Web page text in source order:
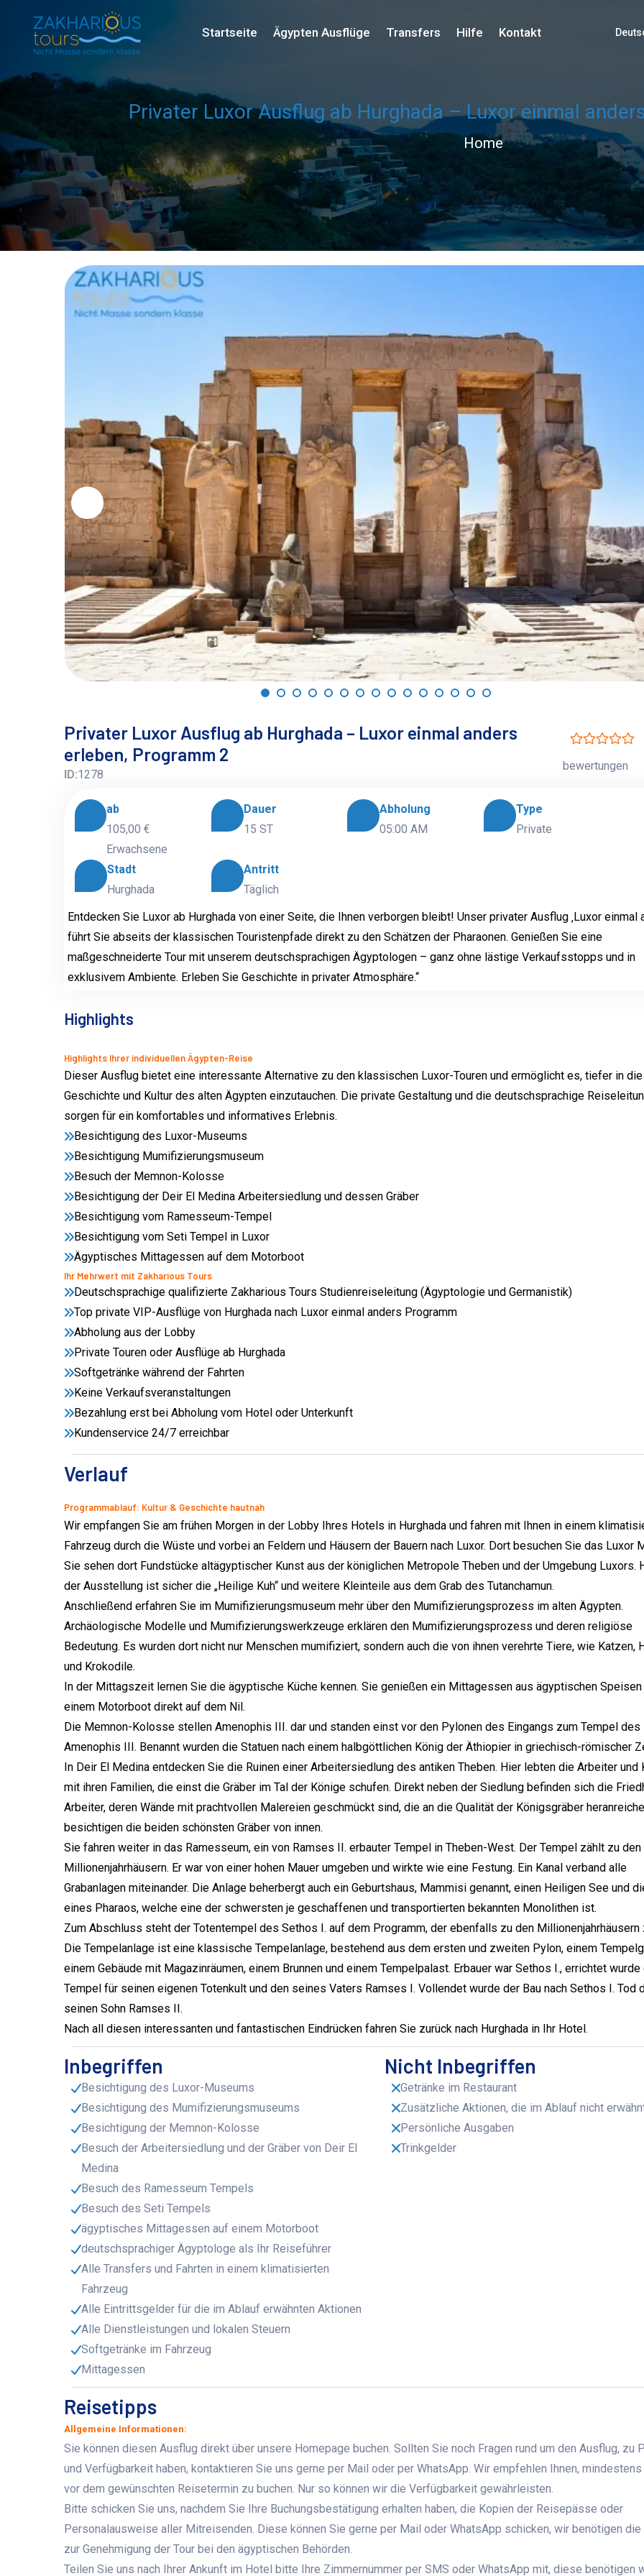
Startseite Ägypten Ausflüge Transfers Hilfe Kontakt
Privater Luxor Ausflug ab Hurghada – Luxor einmal
Home
Privater Luxor Ausflug ab Hurghada – Luxor einmal anders
erleben, Programm 2
ID:1278
bewertungen
ab
105,00 €
Erwachsene
Dauer
15 ST
Abholung
05:00 AM
Type
Private
Stadt
Hurghada
Antritt
Täglich
Entdecken Sie Luxor ab Hurghada von einer Seite, die Ihnen verborgen bleibt! Unser privater Ausflug ‚Luxor einmal
führt Sie abseits der klassischen Touristenpfade direkt zu den Schätzen der Pharaonen. Genießen Sie eine
maßgeschneiderte Tour mit unserem deutschsprachigen Ägyptologen – ganz ohne lästige Verkaufsstopps und in
exklusivem Ambiente. Erleben Sie Geschichte in privater Atmosphäre.“
Highlights
Highlights Ihrer individuellen Ägypten-Reise
Dieser Ausflug bietet eine interessante Alternative zu den klassischen Luxor-Touren und ermöglicht es, tiefer in die
Geschichte und Kultur des alten Ägypten einzutauchen. Die private Gestaltung und die deutschsprachige
sorgen für ein komfortables und informatives Erlebnis.
Besichtigung des Luxor-Museums
Besichtigung Mumifizierungsmuseum
Besuch der Memnon-Kolosse
Besichtigung der Deir El Medina Arbeitersiedlung und dessen Gräber
Besichtigung vom Ramesseum-Tempel
Besichtigung vom Seti Tempel in Luxor
Ägyptisches Mittagessen auf dem Motorboot
Ihr Mehrwert mit Zakharious Tours
Deutschsprachige qualifizierte Zakharious Tours Studienreiseleitung (Ägyptologie und Germanistik)
Top private VIP-Ausflüge von Hurghada nach Luxor einmal anders Programm
Abholung aus der Lobby
Private Touren oder Ausflüge ab Hurghada
Softgetränke während der Fahrten
Keine Verkaufsveranstaltungen
Bezahlung erst bei Abholung vom Hotel oder Unterkunft
Kundenservice 24/7 erreichbar
Verlauf
Programmablauf: Kultur & Geschichte hautnah
Wir empfangen Sie am frühen Morgen in der Lobby Ihres Hotels in Hurghada und fahren mit Ihnen in einem
Fahrzeug durch die Wüste und vorbei an Feldern und Häusern der Bauern nach Luxor. Dort besuchen Sie das Luxor
Sie sehen dort Fundstücke altägyptischer Kunst aus der königlichen Metropole Theben und der Umgebung Luxors.
der Ausstellung ist sicher die „Heilige Kuh“ und weitere Kleinteile aus dem Grab des Tutanchamun.
Anschließend erfahren Sie im Mumifizierungsmuseum mehr über den Mumifizierungsprozess im alten Ägypten.
Archäologische Modelle und Mumifizierungswerkzeuge erklären den Mumifizierungsprozess und deren religiöse
Bedeutung. Es wurden dort nicht nur Menschen mumifiziert, sondern auch die von ihnen verehrte Tiere, wie Katzen,
und Krokodile.
In der Mittagszeit lernen Sie die ägyptische Küche kennen. Sie genießen ein Mittagessen aus ägyptischen
einem Motorboot direkt auf dem Nil.
Die Memnon-Kolosse stellen Amenophis III. dar und standen einst vor den Pylonen des Eingangs zum Tempel des
Amenophis III. Benannt wurden die Statuen nach einem halbgöttlichen König der Äthiopier in griechisch-römischer
In Deir El Medina entdecken Sie die Ruinen einer Arbeitersiedlung des antiken Theben. Hier lebten die Arbeiter und
mit ihren Familien, die einst die Gräber im Tal der Könige schufen. Direkt neben der Siedlung befinden sich die
Arbeiter, deren Wände mit prachtvollen Malereien geschmückt sind, die an die Qualität der Königsgräber
besichtigen die beiden schönsten Gräber von innen.
Sie fahren weiter in das Ramesseum, ein von Ramses II. erbauter Tempel in Theben-West. Der Tempel zählt zu den
Millionenjahrhäusern. Er war von einer hohen Mauer umgeben und wirkte wie eine Festung. Ein Kanal verband alle
Grabanlagen miteinander. Die Anlage beherbergt auch ein Geburtshaus, Mammisi genannt, einen Heiligen See und
eines Pharaos, welche eine der schwersten je geschaffenen und transportierten bekannten Monolithen ist.
Zum Abschluss steht der Totentempel des Sethos I. auf dem Programm, der ebenfalls zu den Millionenjahrhäusern
Die Tempelanlage ist eine klassische Tempelanlage, bestehend aus dem ersten und zweiten Pylon, einem
einem Gebäude mit Magazinräumen, einem Brunnen und einem Tempelpalast. Erbauer war Sethos I., errichtet wurde
Tempel für seinen eigenen Totenkult und den seines Vaters Ramses I. Vollendet wurde der Bau nach Sethos I. Tod
seinen Sohn Ramses II.
Nach all diesen interessanten und fantastischen Eindrücken fahren Sie zurück nach Hurghada in Ihr Hotel.
Inbegriffen
Besichtigung des Luxor-Museums
Besichtigung des Mumifizierungsmuseums
Besichtigung der Memnon-Kolosse
Besuch der Arbeitersiedlung und der Gräber von Deir El
Medina
Besuch des Ramesseum Tempels
Besuch des Seti Tempels
ägyptisches Mittagessen auf einem Motorboot
deutschsprachiger Ägyptologe als Ihr Reiseführer
Alle Transfers und Fahrten in einem klimatisierten
Fahrzeug
Alle Eintrittsgelder für die im Ablauf erwähnten Aktionen
Alle Dienstleistungen und lokalen Steuern
Softgetränke im Fahrzeug
Mittagessen
Nicht Inbegriffen
Getränke im Restaurant
Zusätzliche Aktionen, die im Ablauf nicht
Persönliche Ausgaben
Trinkgelder
Reisetipps
Allgemeine Informationen:
Sie können diesen Ausflug direkt über unsere Homepage buchen. Sollten Sie noch Fragen rund um den Ausflug, zu
und Verfügbarkeit haben, kontaktieren Sie uns gerne per Mail oder per WhatsApp. Wir empfehlen Ihnen, mindestens
vor dem gewünschten Reisetermin zu buchen. Nur so können wir die Verfügbarkeit gewährleisten.
Bitte schicken Sie uns, nachdem Sie Ihre Buchungsbestätigung erhalten haben, die Kopien der Reisepässe oder
Personalausweise aller Mitreisenden. Diese können Sie gerne per Mail oder WhatsApp schicken, wir benötigen die
zur Genehmigung der Tour bei den ägyptischen Behörden.
Teilen Sie uns nach Ihrer Ankunft im Hotel bitte Ihre Zimmernummer per SMS oder WhatsApp mit, diese benötigen